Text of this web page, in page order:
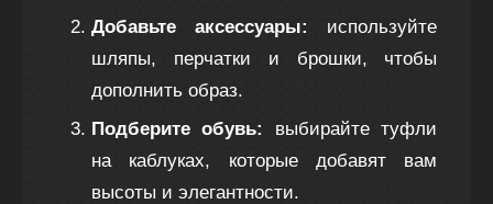
Добавьте аксессуары:
используйте
шляпы, перчатки и брошки, чтобы
дополнить образ.
Подберите обувь:
выбирайте туфли
на каблуках, которые добавят вам
высоты и элегантности.